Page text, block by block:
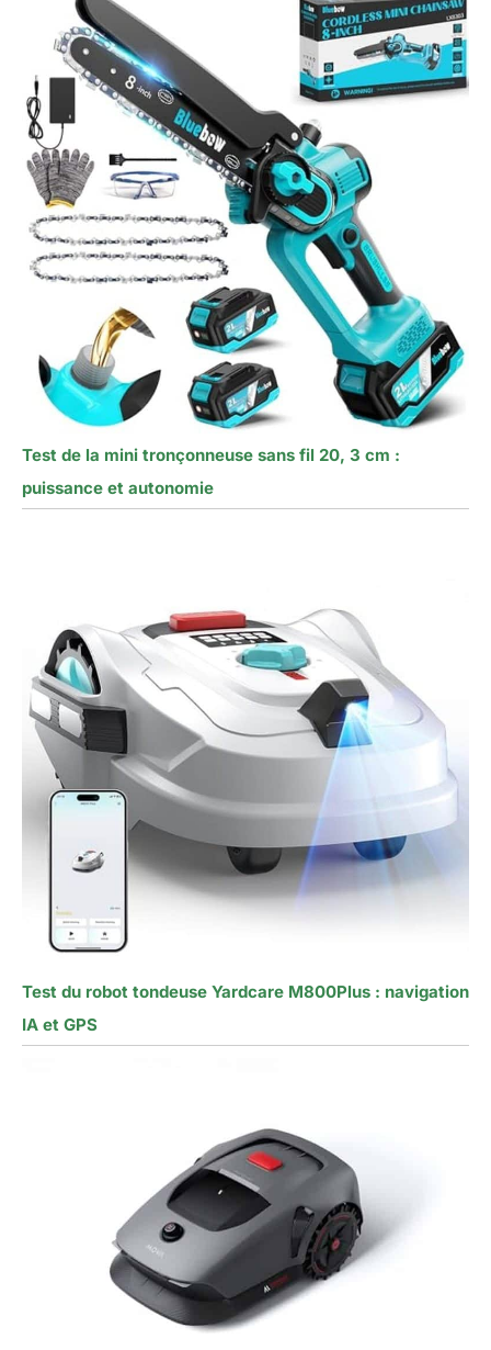
Test de la mini tronçonneuse sans fil 20, 3 cm :
puissance et autonomie
Test du robot tondeuse Yardcare M800Plus : navigation
IA et GPS